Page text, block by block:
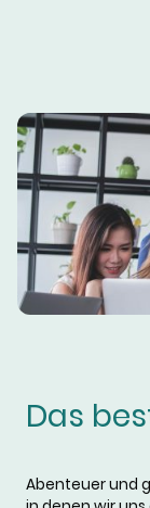
Das
Abenteuer und